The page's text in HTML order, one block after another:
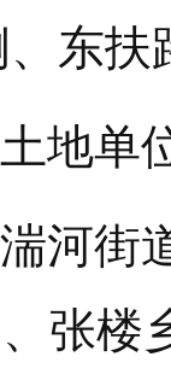
东扶
地单
河街
张楼